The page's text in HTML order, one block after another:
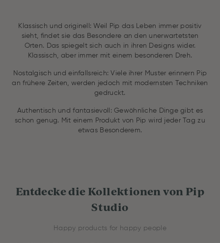
Klassisch und originell: Weil Pip das Leben immer positiv
sieht, findet sie das Besondere an den unerwartetsten
Orten. Das spiegelt sich auch in ihren Designs wider.
Klassisch, aber immer mit einem besonderen Dreh.
Nostalgisch und einfallsreich: Viele ihrer Muster erinnern Pip
an frühere Zeiten, werden jedoch mit modernsten Techniken
gedruckt.
Authentisch und fantasievoll: Gewöhnliche Dinge gibt es
schon genug. Mit einem Produkt von Pip wird jeder Tag zu
etwas Besonderem.
Entdecke die Kollektionen von Pip
Studio
Happy products for happy people